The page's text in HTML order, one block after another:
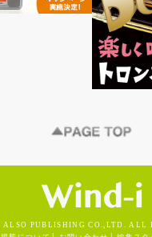
ALSO PUBLISHING CO.,LTD. ALL